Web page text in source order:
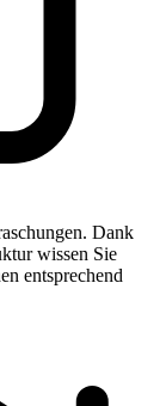
Dank
wissen Sie
entsprechend